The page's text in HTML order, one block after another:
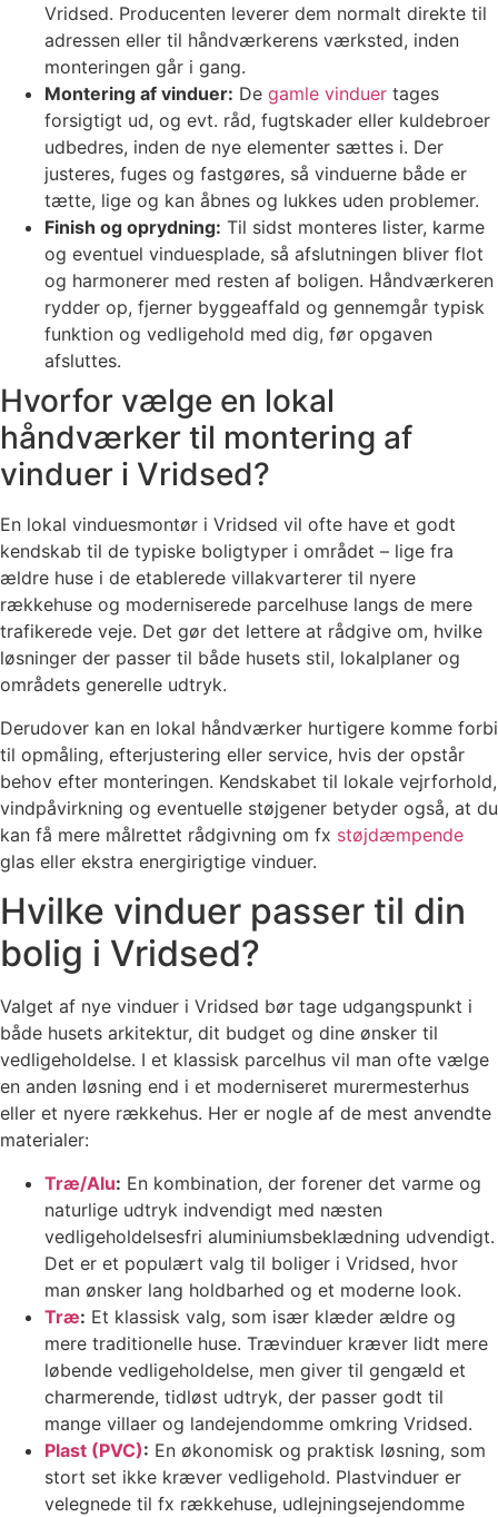
Vridsed. Producenten leverer dem normalt direkte til
adressen eller til håndværkerens værksted, inden
monteringen går i gang.
Montering af vinduer: De gamle vinduer tages
forsigtigt ud, og evt. råd, fugtskader eller kuldebroer
udbedres, inden de nye elementer sættes i. Der
justeres, fuges og fastgøres, så vinduerne både er
tætte, lige og kan åbnes og lukkes uden problemer.
Finish og oprydning: Til sidst monteres lister, karme
og eventuel vinduesplade, så afslutningen bliver flot
og harmonerer med resten af boligen. Håndværkeren
rydder op, fjerner byggeaffald og gennemgår typisk
funktion og vedligehold med dig, før opgaven
afsluttes.
Hvorfor vælge en lokal
håndværker til montering af
vinduer i Vridsed?
En lokal vinduesmontør i Vridsed vil ofte have et godt
kendskab til de typiske boligtyper i området – lige fra
ældre huse i de etablerede villakvarterer til nyere
rækkehuse og moderniserede parcelhuse langs de mere
trafikerede veje. Det gør det lettere at rådgive om, hvilke
løsninger der passer til både husets stil, lokalplaner og
områdets generelle udtryk.
Derudover kan en lokal håndværker hurtigere komme forbi
til opmåling, efterjustering eller service, hvis der opstår
behov efter monteringen. Kendskabet til lokale vejrforhold,
vindpåvirkning og eventuelle støjgener betyder også, at du
kan få mere målrettet rådgivning om fx støjdæmpende
glas eller ekstra energirigtige vinduer.
Hvilke vinduer passer til din
bolig i Vridsed?
Valget af nye vinduer i Vridsed bør tage udgangspunkt i
både husets arkitektur, dit budget og dine ønsker til
vedligeholdelse. I et klassisk parcelhus vil man ofte vælge
en anden løsning end i et moderniseret murermesterhus
eller et nyere rækkehus. Her er nogle af de mest anvendte
materialer:
Træ/Alu: En kombination, der forener det varme og
naturlige udtryk indvendigt med næsten
vedligeholdelsesfri aluminiumsbeklædning udvendigt.
Det er et populært valg til boliger i Vridsed, hvor
man ønsker lang holdbarhed og et moderne look.
Træ: Et klassisk valg, som især klæder ældre og
mere traditionelle huse. Trævinduer kræver lidt mere
løbende vedligeholdelse, men giver til gengæld et
charmerende, tidløst udtryk, der passer godt til
mange villaer og landejendomme omkring Vridsed.
Plast (PVC): En økonomisk og praktisk løsning, som
stort set ikke kræver vedligehold. Plastvinduer er
velegnede til fx rækkehuse, udlejningsejendomme